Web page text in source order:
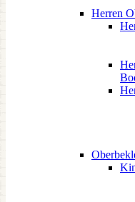
Herren